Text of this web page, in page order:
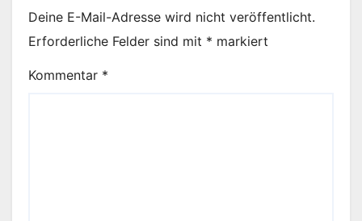
Deine E-Mail-Adresse wird nicht veröffentlicht.
Erforderliche Felder sind mit * markiert
Kommentar *